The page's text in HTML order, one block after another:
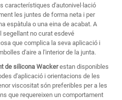
característiques d'autonivel·lació
les juntes de forma neta i per
espàtula o una eina de acabat. A
segellant no curat esdevé
que complica la seva aplicació i
d'aire a l'interior de la junta.
de silicona Wackerestan disponibles
d'aplicació i orientacions de les
viscositat són preferibles per a les
que requereixen un comportament